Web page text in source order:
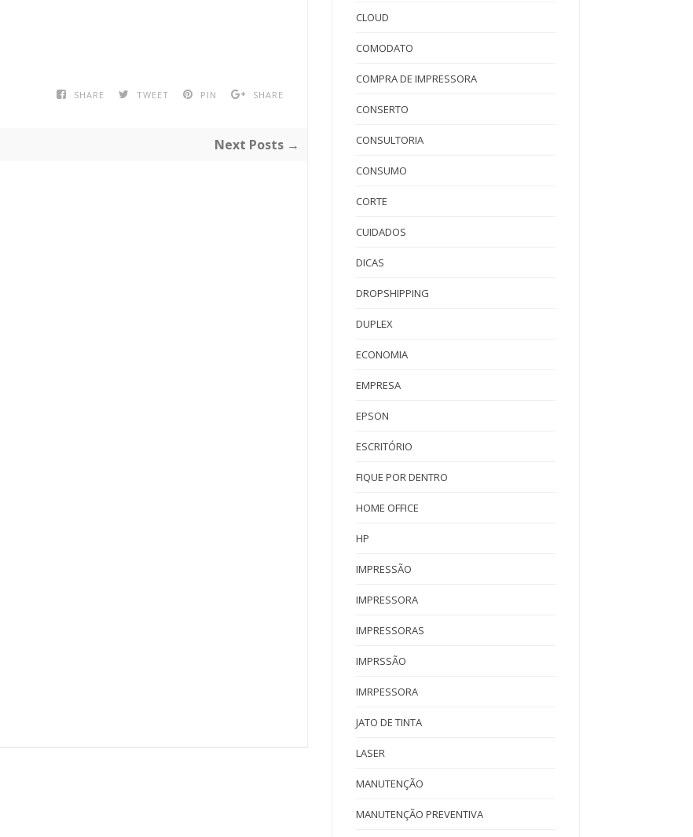
SHARE TWEET PIN SHARE
Next Posts →
CLOUD
COMODATO
COMPRA DE IMPRESSORA
CONSERTO
CONSULTORIA
CONSUMO
CORTE
CUIDADOS
DICAS
DROPSHIPPING
DUPLEX
ECONOMIA
EMPRESA
EPSON
ESCRITÓRIO
FIQUE POR DENTRO
HOME OFFICE
HP
IMPRESSÃO
IMPRESSORA
IMPRESSORAS
IMPRSSÃO
IMRPESSORA
JATO DE TINTA
LASER
MANUTENÇÃO
MANUTENÇÃO PREVENTIVA